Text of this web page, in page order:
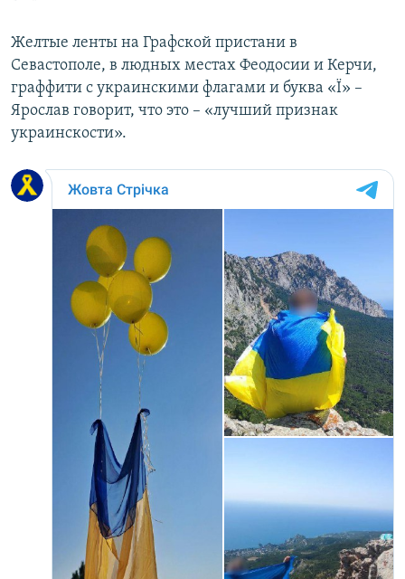
Желтые ленты на Графской пристани в
Севастополе, в людных местах Феодосии и Керчи,
граффити с украинскими флагами и буква «Ї» –
Ярослав говорит, что это – «лучший признак
украинскости».